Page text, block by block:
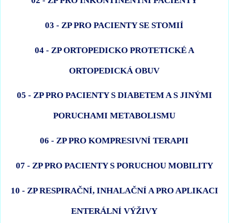
03 - ZP PRO PACIENTY SE STOMIÍ
04 - ZP ORTOPEDICKO PROTETICKÉ A
ORTOPEDICKÁ OBUV
05 - ZP PRO PACIENTY S DIABETEM A S JINÝMI
PORUCHAMI METABOLISMU
06 - ZP PRO KOMPRESIVNÍ TERAPII
07 - ZP PRO PACIENTY S PORUCHOU MOBILITY
10 - ZP RESPIRAČNÍ, INHALAČNÍ A PRO APLIKACI
ENTERÁLNÍ VÝŽIVY